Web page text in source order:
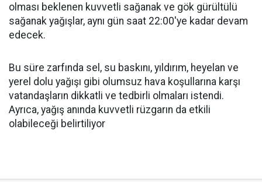
olması beklenen kuvvetli sağanak ve gök gürültülü
sağanak yağışlar, aynı gün saat 22:00'ye kadar devam
edecek.
Bu süre zarfında sel, su baskını, yıldırım, heyelan ve
yerel dolu yağışı gibi olumsuz hava koşullarına karşı
vatandaşların dikkatli ve tedbirli olmaları istendi.
Ayrıca, yağış anında kuvvetli rüzgarın da etkili
olabileceği belirtiliyor